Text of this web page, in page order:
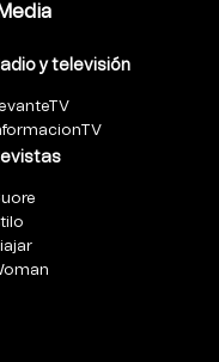
y televisión